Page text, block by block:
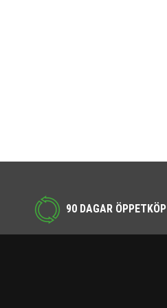
90 DAGAR ÖPPETKÖP